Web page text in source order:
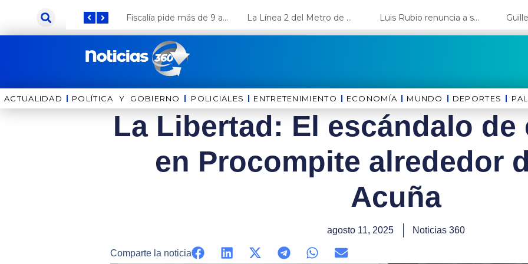
contenido
Fiscalía pide más de 9 años de cárcel para el diputado de oposición Harvey Colchado La Línea 2 del Metro de Lima y el Ramal 4 alcanzan un avance del 80% Luis Rubio renuncia a su candidatura a Lima y deja el camino libre a López Aliaga
ACTUALIDAD POLÍTICA Y GOBIERNO ⁠⁠POLICIALES ENTRETENIMIENTO ECONOMÍA MUNDO DEPORTES
La Libertad: El escándalo
en Procompite alrededor
Acuña
agosto 11, 2025 Noticias 360
Comparte la noticia